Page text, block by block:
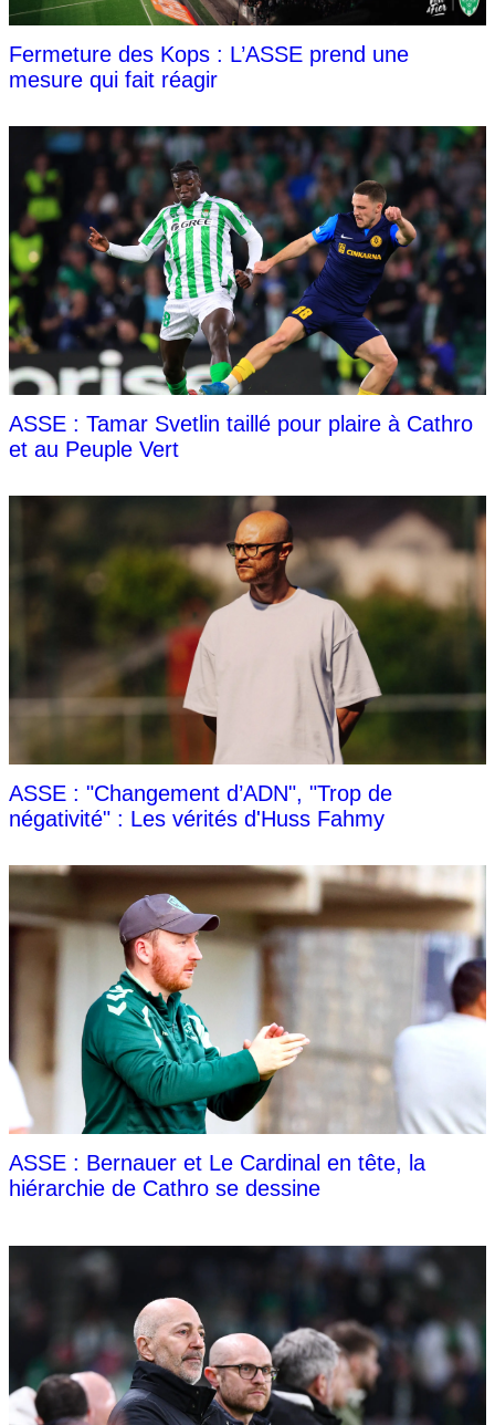
Fermeture des Kops : L’ASSE prend une
mesure qui fait réagir
ASSE : Tamar Svetlin taillé pour plaire à Cathro
et au Peuple Vert
ASSE : "Changement d’ADN", "Trop de
négativité" : Les vérités d'Huss Fahmy
ASSE : Bernauer et Le Cardinal en tête, la
hiérarchie de Cathro se dessine